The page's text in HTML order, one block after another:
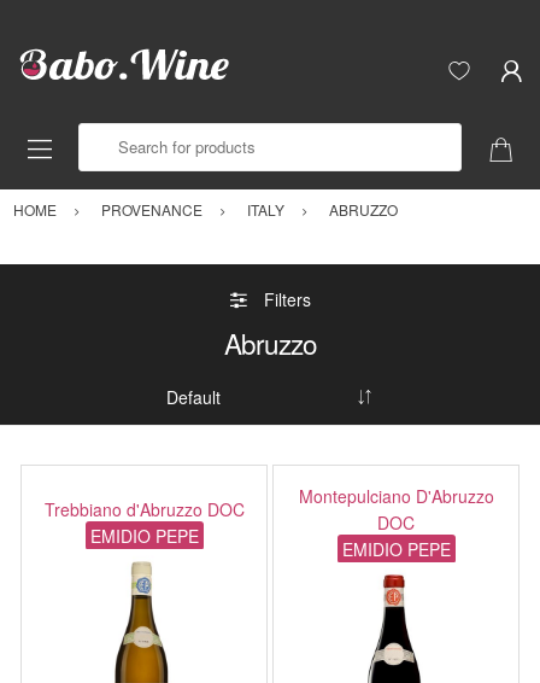
HOME PROVENANCE ITALY ABRUZZO
Filters
Abruzzo
Trebbiano d'Abruzzo DOC
EMIDIO PEPE
Montepulciano D'Abruzzo
DOC
EMIDIO PEPE